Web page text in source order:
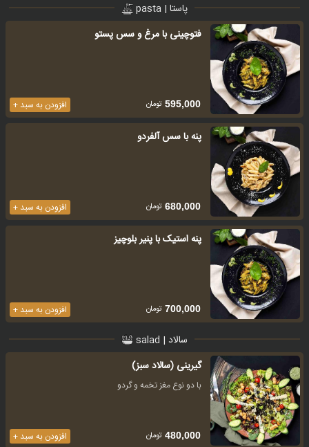
پاستا | pasta
فتوچینی با مرغ و سس پستو
افزودن به سبد + 595,000 تومان
پنه با سس آلفردو
افزودن به سبد + 680,000 تومان
پنه استیک با پنیر بلوچیز
افزودن به سبد + 700,000 تومان
سالاد | salad
گیرینی (سالاد سبز)
با دو نوع مغز تخمه و گردو
افزودن به سبد + 480,000 تومان